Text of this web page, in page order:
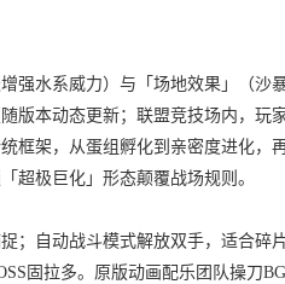
强水系威力）与「场地效果」（沙
版本动态更新；联盟竞技场内，玩
框架，从蛋组孵化到亲密度进化，
超极巨化」形态颠覆战场规则。
；自动战斗模式解放双手，适合碎
固拉多。原版动画配乐团队操刀